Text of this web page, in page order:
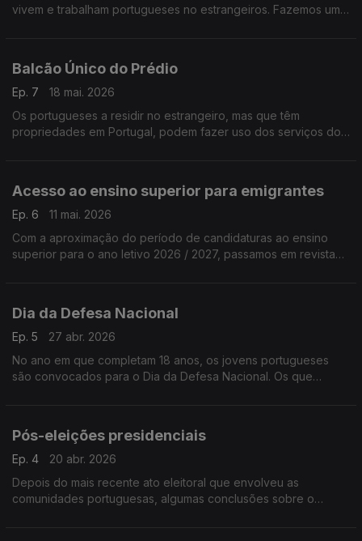
vivem e trabalham portugueses no estrangeiros. Fazemos uma
Balcão Único do Prédio
Ep. 7
18 mai. 2026
Os portugueses a residir no estrangeiro, mas que têm
propriedades em Portugal, podem fazer uso dos serviços do
Acesso ao ensino superior para emigrantes
Ep. 6
11 mai. 2026
Com a aproximação do período de candidaturas ao ensino
superior para o ano letivo 2026 / 2027, passamos em revista
Dia da Defesa Nacional
Ep. 5
27 abr. 2026
No ano em que completam 18 anos, os jovens portugueses
são convocados para o Dia da Defesa Nacional. Os que
Pós-eleições presidenciais
Ep. 4
20 abr. 2026
Depois do mais recente ato eleitoral que envolveu as
comunidades portuguesas, algumas conclusões sobre o